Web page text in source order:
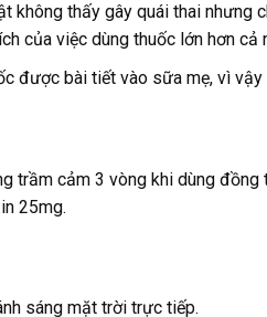
không thấy gây quái thai
của việc dùng thuốc lớn hơn cả
được bài tiết vào sữa mẹ, vì
trầm cảm 3 vòng khi dùng
25mg.
sáng mặt trời trực tiếp.